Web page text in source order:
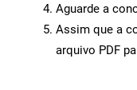
Aguarde a
Assim que a
arquivo PDF